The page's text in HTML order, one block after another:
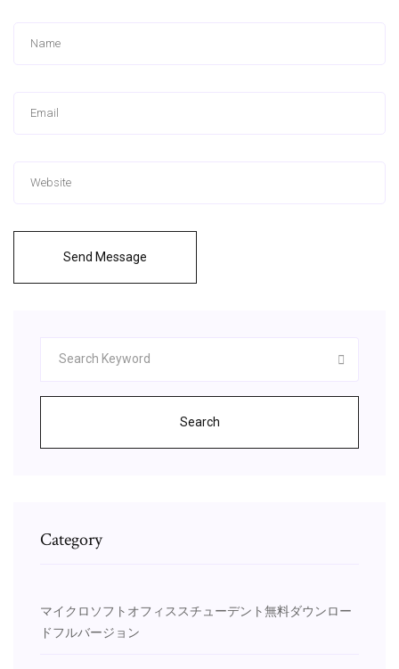
Send Message
Search
Category
マイクロソフトオフィススチューデント無料ダウンロー
ドフルバージョン